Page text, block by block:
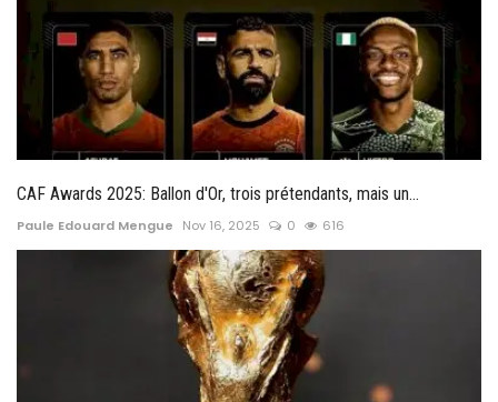
CAF Awards 2025: Ballon d'Or, trois prétendants, mais un...
Paule Edouard Mengue Nov 16, 2025 0 616